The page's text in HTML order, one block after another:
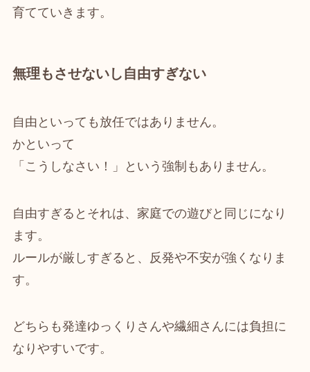
育てていきます。
無理もさせないし自由すぎない
自由といっても放任ではありません。
かといって
「こうしなさい！」という強制もありません。
自由すぎるとそれは、家庭での遊びと同じになり
ます。
ルールが厳しすぎると、反発や不安が強くなりま
す。
どちらも発達ゆっくりさんや繊細さんには負担に
なりやすいです。